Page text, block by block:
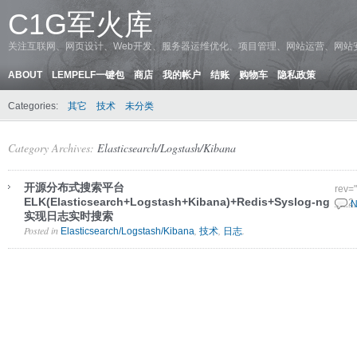
C1G军火库
关注互联网、网页设计、Web开发、服务器运维优化、项目管理、网站运营、网
ABOUT LEMPELF一键包 商店 我的帐户 结账 购物车 隐私政策
Categories: 其它 技术 未分类
Category Archives: Elasticsearch/Logstash/Kibana
开源分布式搜索平台
ELK(Elasticsearch+Logstash+Kibana)+Redis+Syslog-ng
实现日志实时搜索
10 2
Posted in Elasticsearch/Logstash/Kibana 技术 日志